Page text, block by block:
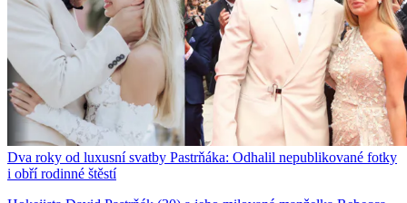
Dva roky od luxusní svatby Pastrňáka: Odhalil nepublikované fotky
i obří rodinné štěstí